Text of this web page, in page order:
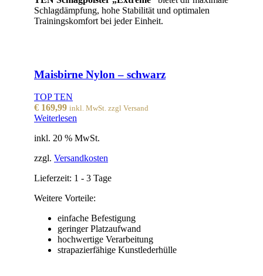
Schlagdämpfung, hohe Stabilität und optimalen
Trainingskomfort bei jeder Einheit.
Maisbirne Nylon – schwarz
TOP TEN
€ 169,99 inkl. MwSt. zzgl Versand
Weiterlesen
inkl. 20 % MwSt.
zzgl. Versandkosten
Lieferzeit: 1 - 3 Tage
Weitere Vorteile:
einfache Befestigung
geringer Platzaufwand
hochwertige Verarbeitung
strapazierfähige Kunstlederhülle